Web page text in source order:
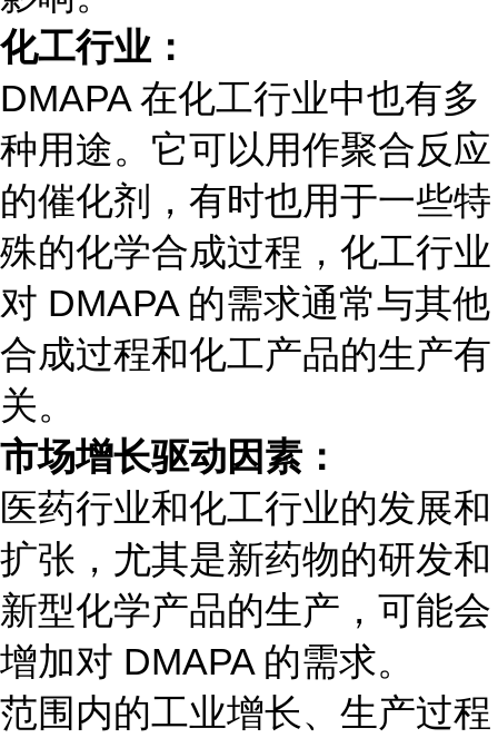
化工行业：
DMAPA 在化工行业中也有多
种用途。它可以用作聚合反应
的催化剂，有时也用于一些特
殊的化学合成过程，化工行业
对 DMAPA 的需求通常与其他
合成过程和化工产品的生产有
关。
市场增长驱动因素：
医药行业和化工行业的发展和
扩张，尤其是新药物的研发和
新型化学产品的生产，可能会
增加对 DMAPA 的需求。
范围内的工业增长、生产过程